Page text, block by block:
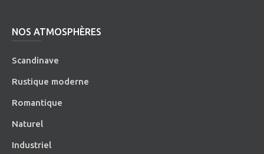
NOS ATMOSPHÈRES
Scandinave
Rustique moderne
Romantique
Naturel
Industriel